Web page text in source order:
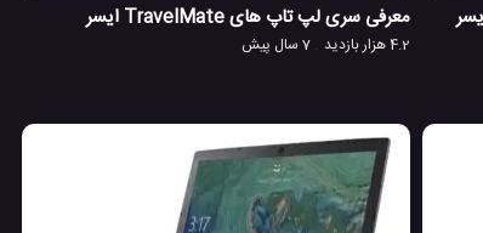
معرفی سری لپ تاپ های TravelMate ایسر
4.2 هزار بازدید 7 سال پیش